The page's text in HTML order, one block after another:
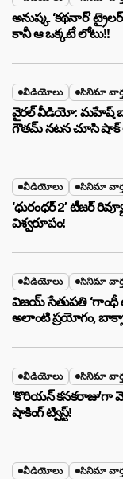
అనుష్క ‘కథనార్’
కానీ ఆ ఒక్కటే లోటు!!
వీడియోలు సినిమా
వైరల్ వీడియో: మహేష్
గౌతమ్ నటన చూసి షాక్
వీడియోలు సినిమా
‘ధురంధర్ 2’ టీజర్
విశ్వరూపం!
వీడియోలు సినిమా
విజయ్ సేతుపతి ‘గాంధీ
అలాంటి ప్రయోగం,
వీడియోలు సినిమా
‘కొరియన్ కనకరాజు’గా
షాకింగ్ ట్విస్ట్!
వీడియోలు సినిమా